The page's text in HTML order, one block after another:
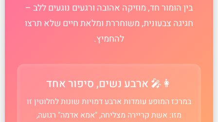
בין הומור חד, מוזיקה אהובה ורגעים נוגעים ללב –
חגיגה צבעונית, משוחררת ומלאת חיים שלא תרצו
להחמיץ.
👩‍🎤 ארבע נשים, סיפור אחד
במרכז המופע עומדות ארבע דמויות שונות לחלוטין זו
מזו: אשת קריירה מצליחה, "אמא אדמה" רגועה,